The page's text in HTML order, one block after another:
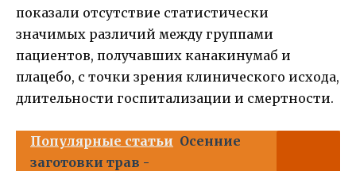
показали отсутствие статистически
значимых различий между группами
пациентов, получавших канакинумаб и
плацебо, с точки зрения клинического исхода,
длительности госпитализации и смертности.
Популярные статьи Осенние
заготовки трав -